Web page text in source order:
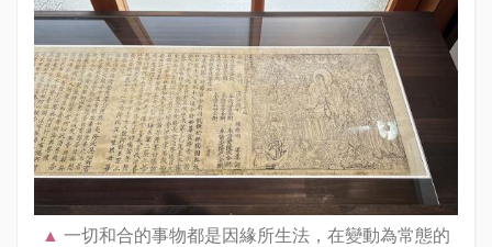
一切和合的事物都是因緣所生法，在變動為常態的